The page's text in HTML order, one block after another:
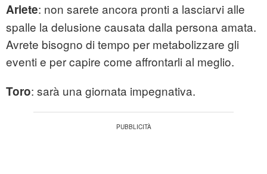
Ariete: non sarete ancora pronti a lasciarvi alle
spalle la delusione causata dalla persona amata.
Avrete bisogno di tempo per metabolizzare gli
eventi e per capire come affrontarli al meglio.
Toro: sarà una giornata impegnativa.